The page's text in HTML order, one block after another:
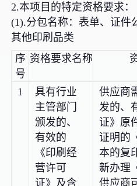
2.本项目的特定资格要求：
(1).分包名称：表单、证件
其他印刷品类
序
号
资格要求名称
1
具有行业
主管部门
颁发的、
有效的
《印刷经
营许可
证》及含
供应商
发的、
证》原
证明的
本的复
新办理
供应商